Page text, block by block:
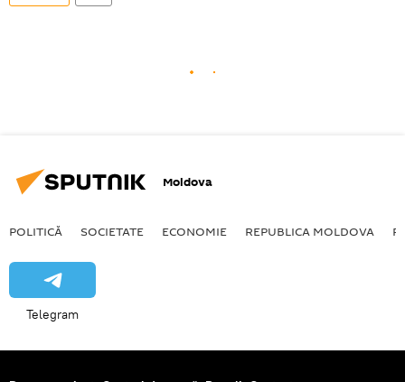
Moldova
POLITICĂ SOCIETATE ECONOMIE REPUBLICA MOLDOVA
Telegram